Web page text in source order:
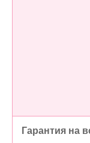
Гарантия на